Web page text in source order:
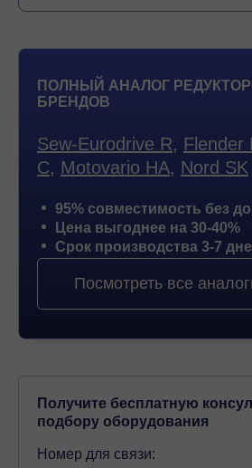
ПОЛНЫЙ АНАЛОГ
БРЕНДОВ
Sew-Eurodrive R, Flender
C, Motovario HA, Nord SK
95% совместимость без
Цена выгоднее на 30-40%
Срок производства 3-7
Посмотреть все
Получите бесплатную
подбору оборудования
Номер для связи: